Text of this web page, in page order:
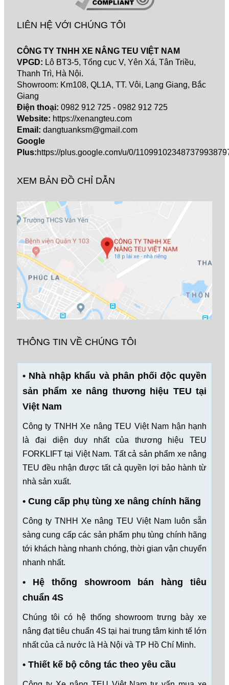
LIÊN HỆ VỚI CHÚNG TÔI
CÔNG TY TNHH XE NÂNG TEU VIỆT NAM
VPGD: Lô BT3-5, Tổng cục V, Yên Xá, Tân Triều,
Thanh Trì, Hà Nội.
Showroom: Km108, QL1A, TT. Vôi, Lạng Giang, Bắc
Giang
Điện thoại: 0982 912 725 - 0982 912 725
Website: https://xenangteu.com
Email: dangtuanksm@gmail.com
Google
Plus:https://plus.google.com/u/0/
XEM BẢN ĐỒ CHỈ DẪN
THÔNG TIN VỀ CHÚNG TÔI
• Nhà nhập khẩu và phân phối độc quyền
sản phẩm xe nâng thương hiệu TEU tại
Việt Nam
Công ty TNHH Xe nâng TEU Việt Nam hận hạnh
là đại diện duy nhất của thương hiệu TEU
FORKLIFT tại Việt Nam. Tất cả sản phẩm xe nâng
TEU đều nhận được tất cả quyền lợi bảo hành từ
nhà sản xuất.
• Cung cấp phụ tùng xe nâng chính hãng
Công ty TNHH Xe nâng TEU Việt Nam luôn sẵn
sàng cung cấp các sản phẩm phụ tùng chính hãng
tới khách hàng nhanh chóng, thời gian vận chuyển
nhanh nhất.
• Hệ thống showroom bán hàng tiêu
chuẩn 4S
Chúng tôi có hệ thống showroom trưng bày xe
nâng đạt tiêu chuẩn 4S tại hai trung tâm kinh tế lớn
nhất của cả nước là Hà Nội và TP Hồ Chí Minh.
• Thiết kế bộ công tác theo yêu cầu